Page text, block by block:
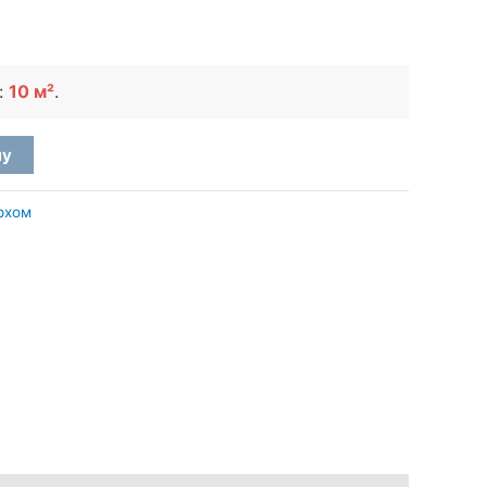
10 м².